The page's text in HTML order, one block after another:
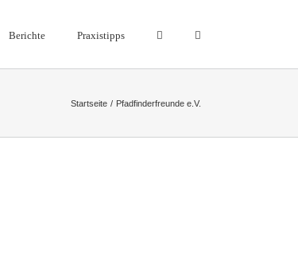
Berichte Praxistipps
Startseite Pfadfinderfreunde e.V.